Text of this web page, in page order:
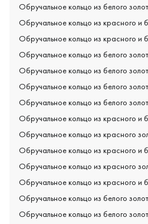
Обручальное кольцо из белого
Обручальное кольцо из красного и
Обручальное кольцо из красного и
Обручальное кольцо из белого
Обручальное кольцо из белого
Обручальное кольцо из белого
Обручальное кольцо из белого
Обручальное кольцо из красного и
Обручальное кольцо из красного
Обручальное кольцо из красного и
Обручальное кольцо из красного
Обручальное кольцо из красного и
Обручальное кольцо из белого
Обручальное кольцо из белого